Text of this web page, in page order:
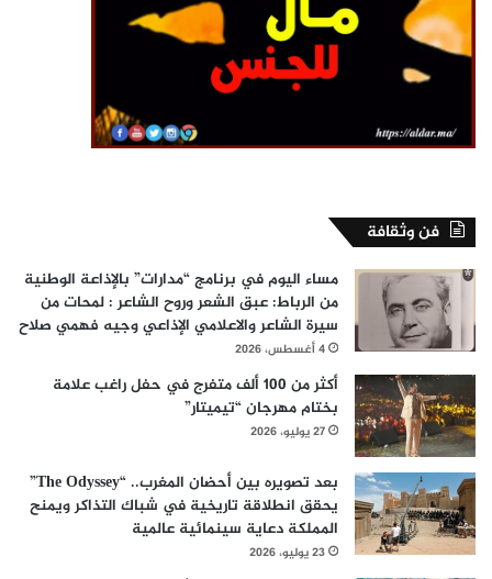
فن وثقافة
مساء اليوم في برنامج “مدارات” بالإذاعة الوطنية
من الرباط: عبق الشعر وروح الشاعر : لمحات من
سيرة الشاعر والاعلامي الإذاعي وجيه فهمي صلاح
4 أغسطس، 2026
أكثر من 100 ألف متفرج في حفل راغب علامة
بختام مهرجان “تيميتار”
27 يوليو، 2026
بعد تصويره بين أحضان المغرب.. “The Odyssey”
يحقق انطلاقة تاريخية في شباك التذاكر ويمنح
المملكة دعاية سينمائية عالمية
23 يوليو، 2026